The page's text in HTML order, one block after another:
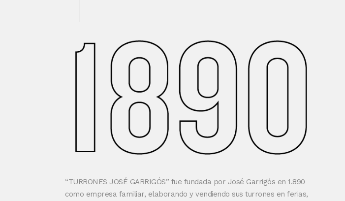
“TURRONES JOSÉ GARRIGÓS” fue fundada por José Garrigós en 1.890
como empresa familiar, elaborando y vendiendo sus turrones en ferias,